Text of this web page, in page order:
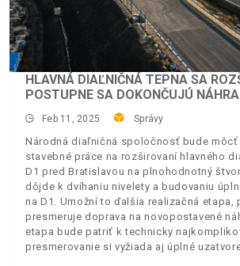
HLAVNÁ DIAĽNIČNÁ TEPNA SA
POSTUPNE SA DOKONČUJÚ
Feb 11, 2025 Správy
Národná diaľničná spoločnosť bude
stavebné práce na rozširovaní hlavného
D1 pred Bratislavou na plnohodnotný
dôjde k dvíhaniu nivelety a budovaniu
na D1. Umožní to ďalšia realizačná etapa,
presmeruje doprava na novopostavené
etapa bude patriť k technicky
presmerovanie si vyžiada aj úplné